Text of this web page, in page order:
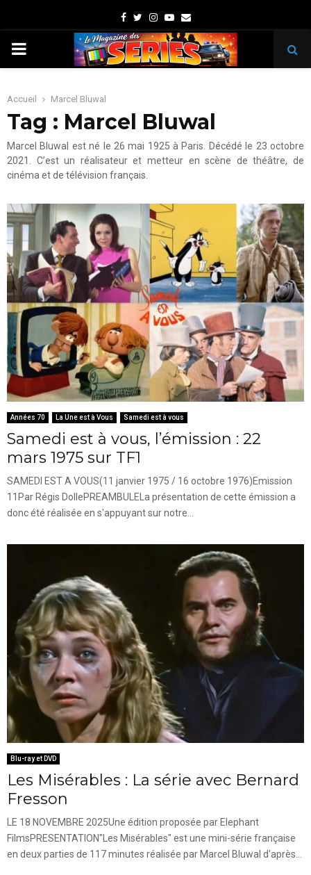
Facebook
TwitterInstagram
Youtube
Email
PRIMARY
Accueil Marcel Bluwal
Tag : Marcel Bluwal
Marcel Bluwal est né le 26 mai 1925 à Paris. Décédé le 23 octobre
2021. C’est un réalisateur et metteur en scène de théâtre, de
cinéma et de télévision français.
Années 70 La Une est à Vous Samedi est à vous
Samedi est à vous, l’émission : 22
mars 1975 sur TF1
SAMEDI EST A VOUS(11 janvier 1975 / 16 octobre 1976)Emission
11Par Régis DollePREAMBULELa présentation de cette émission a
donc été réalisée en s'appuyant sur notre...
Blu-ray et DVD
Les Misérables : La série avec Bernard
Fresson
LE 18 NOVEMBRE 2025Une édition proposée par Elephant
FilmsPRESENTATION"Les Misérables" est une mini-série française
en deux parties de 117 minutes réalisée par Marcel Bluwal d'après...